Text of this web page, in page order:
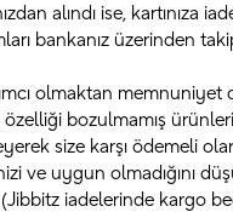
alındı ise, kartınıza
bankanız üzerinden
olmaktan
bozulmamış
size karşı ödemeli
ve uygun olmadığını
iadelerinde kargo